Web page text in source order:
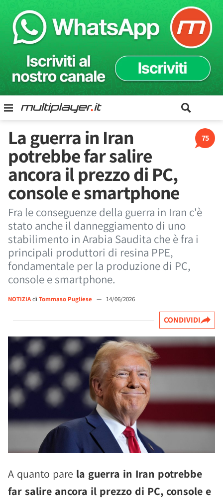
75
La guerra in Iran
potrebbe far salire
ancora il prezzo di PC,
console e smartphone
Fra le conseguenze della guerra in Iran c'è
stato anche il danneggiamento di uno
stabilimento in Arabia Saudita che è fra i
principali produttori di resina PPE,
fondamentale per la produzione di PC,
console e smartphone.
NOTIZIAdi Tommaso Pugliese — 14/06/2026
CONDIVIDI
A quanto pare la guerra in Iran potrebbe
far salire ancora il prezzo di PC, console e